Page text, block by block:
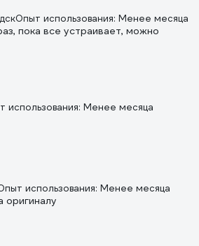
Опыт использования: Менее месяца
пока все устраивает, можно
использования: Менее месяца
использования: Менее месяца
оригиналу